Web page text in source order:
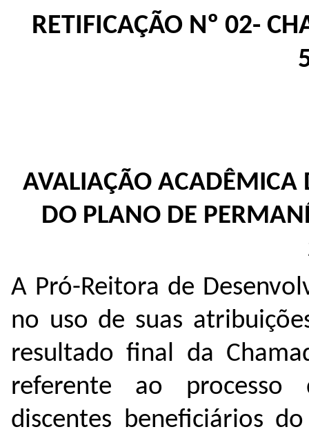
RETIFICAÇÃO Nº 02-
AVALIAÇÃO ACADÊMICA
DO PLANO DE
A Pró-Reitora de
no uso de suas
resultado final da
referente ao processo
discentes beneficiários